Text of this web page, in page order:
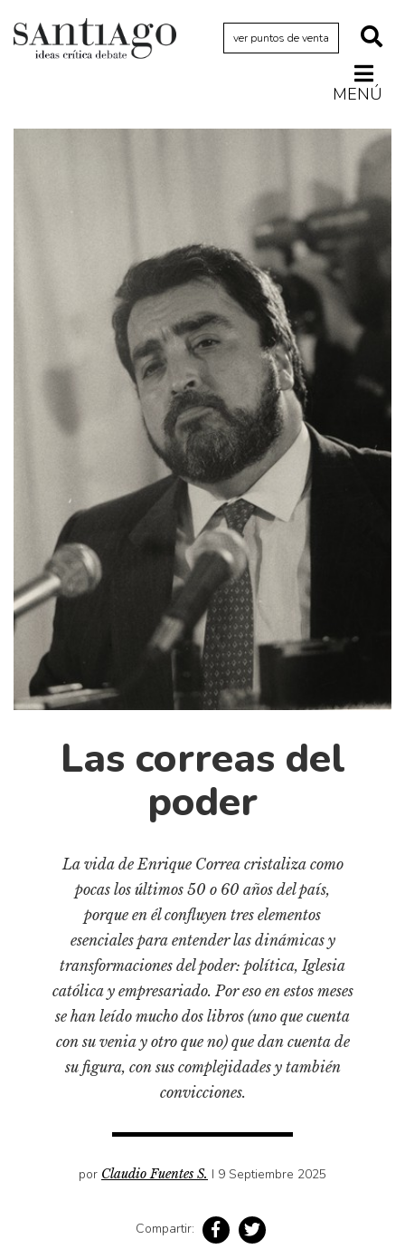
ver puntos de venta
MENÚ
Críticas
Diccionario portátil de la literatura chilena
Gran reserva
Historia
Historia material de los libros
Lagunas mentales
Libros
Libros usados
Literatura
Narrativas visuales
Pensamiento ilustrado
Personajes secundarios
Relecturas
Sociedad
Turismo accidental
Voces y lecturas
Las correas del
poder
La vida de Enrique Correa cristaliza como
pocas los últimos 50 o 60 años del país,
porque en él confluyen tres elementos
esenciales para entender las dinámicas y
transformaciones del poder: política, Iglesia
católica y empresariado. Por eso en estos meses
se han leído mucho dos libros (uno que cuenta
con su venia y otro que no) que dan cuenta de
su figura, con sus complejidades y también
convicciones.
por Claudio Fuentes S. I 9 Septiembre 2025
Compartir: